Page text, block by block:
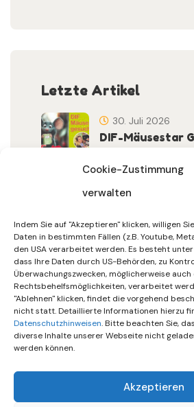
Cookie-Zustimmung
verwalten
Indem Sie auf "Akzeptieren" klicken, willigen
Daten in bestimmten Fällen (z.B. Youtube,
den USA verarbeitet werden. Es besteht
dass Ihre Daten durch US-Behörden, zu
Überwachungszwecken, möglicherweise auch
Rechtsbehelfsmöglichkeiten, verarbeitet
"Ablehnen" klicken, findet die vorgehend
nicht statt. Detaillierte Informationen hierzu
Datenschutzhinweisen. Bitte beachten Sie,
diverse Inhalte unserer Webseite nicht
werden können.
Akzeptieren
Letzte Artikel
DIF-Mäusestar
30. Juli 2026
Sommerferien |
30. Juli 2026
Gemeinsames
Setzt Zeichen …
15. Juli 2026